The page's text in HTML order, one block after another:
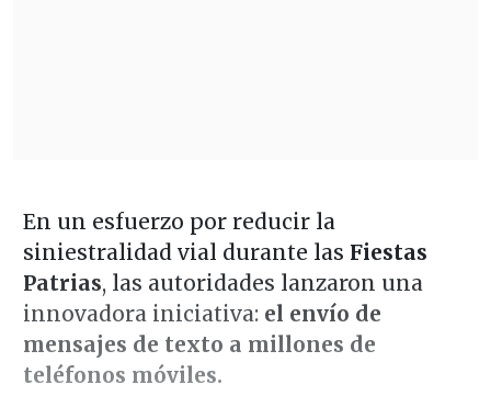
En un esfuerzo por reducir la
siniestralidad vial durante las Fiestas
Patrias, las autoridades lanzaron una
innovadora iniciativa: el envío de
mensajes de texto a millones de
teléfonos móviles.